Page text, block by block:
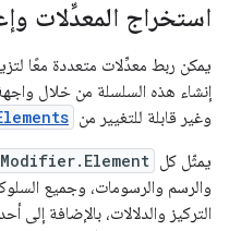
استخراج المعدِّلات
يمكن ربط معدِّلات متعددة معًا
إنشاء هذه السلسلة من خلال
وغير قابلة للتغيير من
يمثّل كل Modifier.Element
والرسم والرسومات، وجميع
التركيز والدلالات، بالإضافة إلى